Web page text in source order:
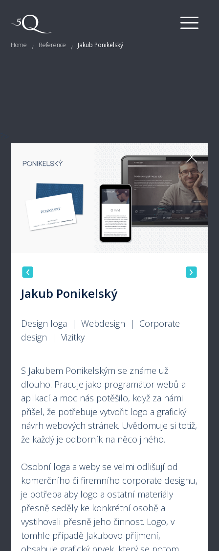
Home / Reference / Jakub Ponikelský
Jakub Ponikelský
Design loga | Webdesign | Corporate
design | Vizitky
S Jakubem Ponikelským se známe už
dlouho. Pracuje jako programátor webů a
aplikací a moc nás potěšilo, když za námi
přišel, že potřebuje vytvořit logo a grafický
návrh webových stránek. Uvědomuje si totiž,
že každý je odborník na něco jiného.
Osobní loga a weby se velmi odlišují od
komerčního či firemního corporate designu,
je potřeba aby logo a ostatní materiály
přesně seděly ke konkrétní osobě a
vystihovali přesně jeho činnost. Logo, v
tomhle případě Jakubovo příjmení,